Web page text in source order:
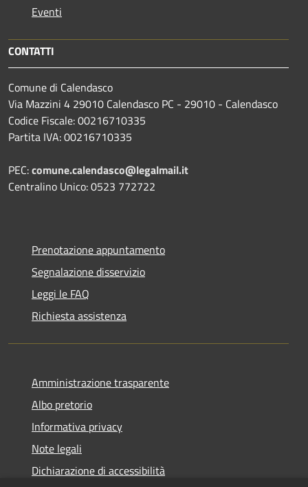
Eventi
CONTATTI
Comune di Calendasco
Via Mazzini 4 29010 Calendasco PC - 29010 - Calendasco
Codice Fiscale: 00216710335
Partita IVA: 00216710335
PEC:comune.calendasco@legalmail.it
Centralino Unico: 0523 772722
Prenotazione appuntamento
Segnalazione disservizio
Leggi le FAQ
Richiesta assistenza
Amministrazione trasparente
Albo pretorio
Informativa privacy
Note legali
Dichiarazione di accessibilità